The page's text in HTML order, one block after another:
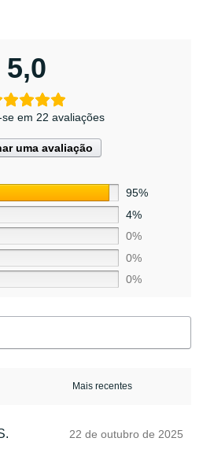
5,0
em 22 avaliações
uma avaliação
95%
4%
0%
0%
0%
22 de outubro de 2025